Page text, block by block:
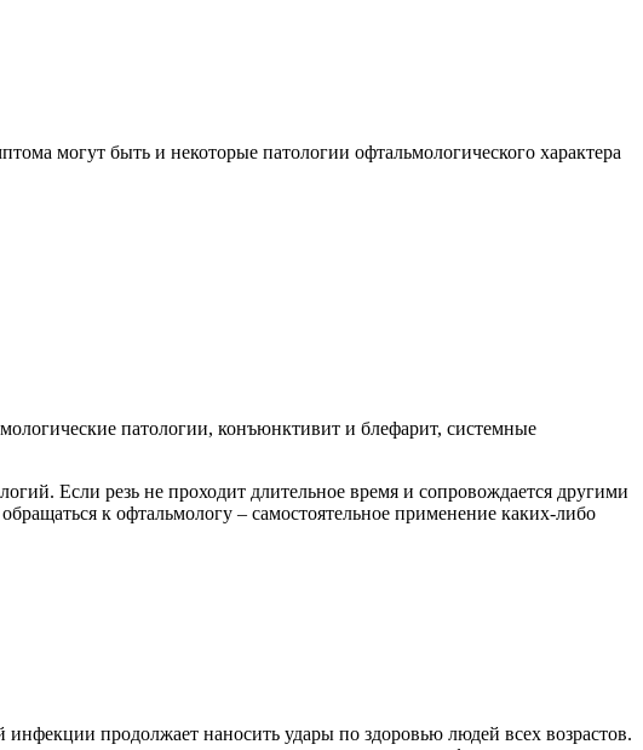
могут быть и некоторые патологии офтальмологического характера
патологии, конъюнктивит и блефарит, системные
Если резь не проходит длительное время и сопровождается другими
к офтальмологу – самостоятельное применение каких-либо
продолжает наносить удары по здоровью людей всех возрастов.